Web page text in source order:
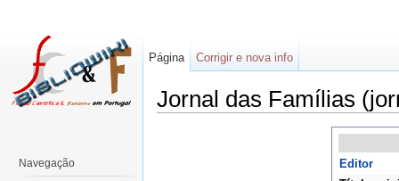
Jornal das Famílias
Editor
Página Corrigir e nova info
Navegação